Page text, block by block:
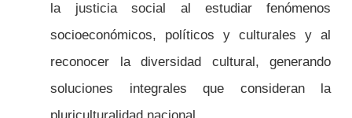
la justicia social al estudiar fenómenos
socioeconómicos, políticos y culturales y al
reconocer la diversidad cultural, generando
soluciones integrales que consideran la